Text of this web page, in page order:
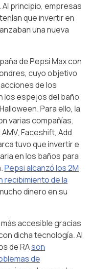
principio, empresas
que invertir en
una nueva
de Pepsi Max con
cuyo objetivo
de los
los espejos del baño
Para ello, la
varias compañías,
Faceshift, Add
tuvo que invertir e
en los baños para
Pepsi alcanzó los 2M
recibimiento de la
dinero en su
accesible gracias
dicha tecnología. Al
de RAson
de